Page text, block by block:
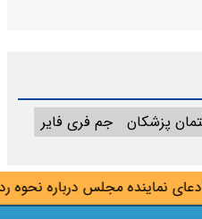
نماینده مجلس درباره نحوه
پزشکان جم فری فایر